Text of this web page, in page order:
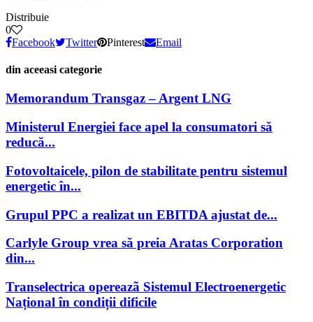
Distribuie
0
Facebook
Twitter Pinterest Email
din aceeasi categorie
Memorandum Transgaz – Argent LNG
Ministerul Energiei face apel la consumatori să
reducă...
Fotovoltaicele, pilon de stabilitate pentru sistemul
energetic în...
Grupul PPC a realizat un EBITDA ajustat de...
Carlyle Group vrea să preia Aratas Corporation
din...
Transelectrica opereazã Sistemul Electroenergetic
Național în condiții dificile